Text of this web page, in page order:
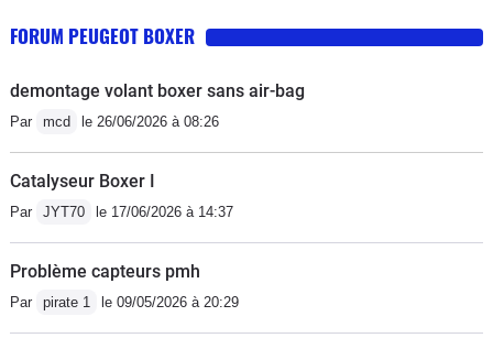
FORUM PEUGEOT BOXER
demontage volant boxer sans air-bag
Par mcd le 26/06/2026 à 08:26
Catalyseur Boxer I
Par JYT70 le 17/06/2026 à 14:37
Problème capteurs pmh
Par pirate 1 le 09/05/2026 à 20:29